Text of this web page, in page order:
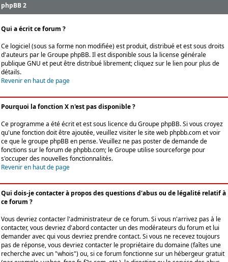
phpBB 2
Qui a écrit ce forum ?
Ce logiciel (sous sa forme non modifiée) est produit, distribué et est sous droits
d'auteurs par leGroupe phpBB. Il est disponible sous la license générale
publique GNU et peut être distribué librement; cliquez sur le lien pour plus de
détails.
Revenir en haut de page
Pourquoi la fonction X n'est pas disponible ?
Ce programme a été écrit et est sous licence du Groupe phpBB. Si vous croyez
qu'une fonction doit être ajoutée, veuillez visiter le site web phpbb.com et voir
ce que le groupe phpBB en pense. Veuillez ne pas poster de demande de
fonctions sur le forum de phpbb.com; le Groupe utilise sourceforge pour
s'occuper des nouvelles fonctionnalités.
Revenir en haut de page
Qui dois-je contacter à propos des questions d'abus ou de légalité relatif à
ce forum ?
Vous devriez contacter l'administrateur de ce forum. Si vous n'arrivez pas à le
contacter, vous devriez d'abord contacter un des modérateurs du forum et lui
demander avec qui vous devriez prendre contact. Si vous ne recevez toujours
pas de réponse, vous devriez contacter le propriétaire du domaine (faîtes une
recherche avec un "whois") ou, si ce forum fonctionne sur un hébergeur gratuit